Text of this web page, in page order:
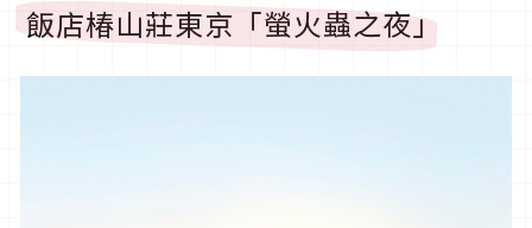
飯店椿山莊東京「螢火蟲之夜」